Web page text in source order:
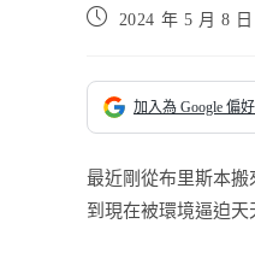
Post
2024 年 5 月 8 日
加入為 Google 偏
最近剛從布里斯本搬
到現在被環境逼迫